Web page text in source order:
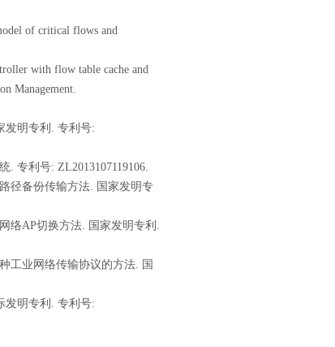
of critical flows and
with flow table cache and
Management.
发明专利. 专利号:
专利号: ZL2013107119106.
径备份传输方法. 国家发明专
络AP切换方法. 国家发明专利.
工业网络传输协议的方法. 国
发明专利. 专利号: